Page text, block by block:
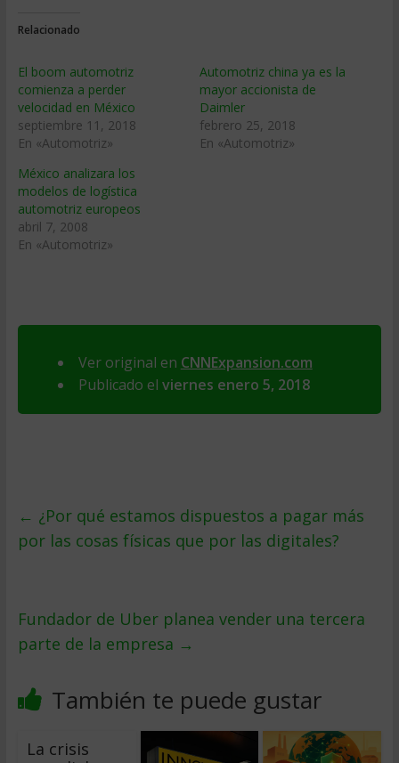
Relacionado
El boom automotriz
comienza a perder
velocidad en México
septiembre 11, 2018
En «Automotriz»
Automotriz china ya es la
mayor accionista de
Daimler
febrero 25, 2018
En «Automotriz»
México analizara los
modelos de logí­stica
automotriz europeos
abril 7, 2008
En «Automotriz»
Ver original en CNNExpansion.com
Publicado el viernes enero 5, 2018
← ¿Por qué estamos dispuestos a pagar más
por las cosas físicas que por las digitales?
Fundador de Uber planea vender una tercera
parte de la empresa →
También te puede gustar
La crisis